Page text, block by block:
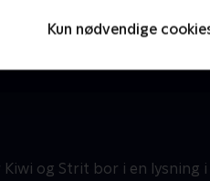
Kun nødvendige
og Strit bor i en lysning i